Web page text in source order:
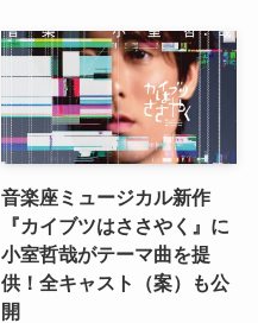
音楽座ミュージカル新作
『カイブツはささやく』に
小室哲哉がテーマ曲を提
供！全キャスト（案）も公
開